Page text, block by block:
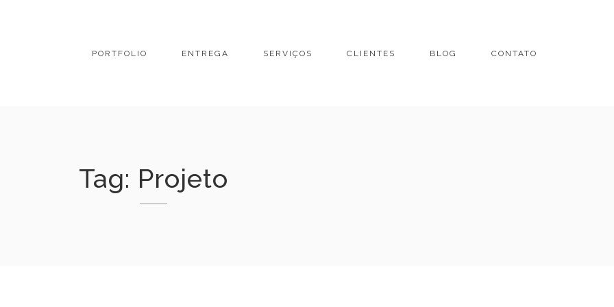
PORTFOLIO ENTREGA SERVIÇOS CLIENTES BLOG CONTATO
Tag: Projeto